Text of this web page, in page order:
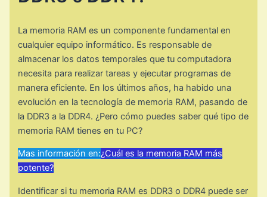
La memoria RAM es un componente fundamental en
cualquier equipo informático. Es responsable de
almacenar los datos temporales que tu computadora
necesita para realizar tareas y ejecutar programas de
manera eficiente. En los últimos años, ha habido una
evolución en la tecnología de memoria RAM, pasando de
la DDR3 a la DDR4. ¿Pero cómo puedes saber qué tipo de
memoria RAM tienes en tu PC?
Mas información en:¿Cuál es la memoria RAM más
potente?
Identificar si tu memoria RAM es DDR3 o DDR4 puede ser